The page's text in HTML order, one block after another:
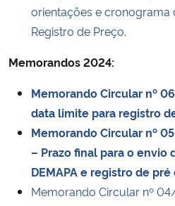
Ministério da Mulher, da Família e dos
Secretaria de Governo
Gabinete de Segurança Institucional
orientações e cronograma
Registro de Preço.
Memorandos 2024:
Memorando Circular nº
data limite para registro
Memorando Circular nº
– Prazo final para o envio
DEMAPA e registro de
Memorando Circular nº